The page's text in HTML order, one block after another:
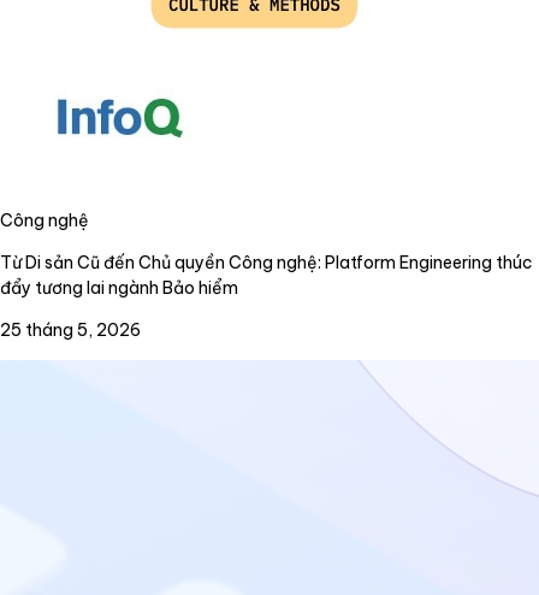
Công nghệ
Từ Di sản Cũ đến Chủ quyền Công nghệ: Platform Engineering thúc
đẩy tương lai ngành Bảo hiểm
25 tháng 5, 2026